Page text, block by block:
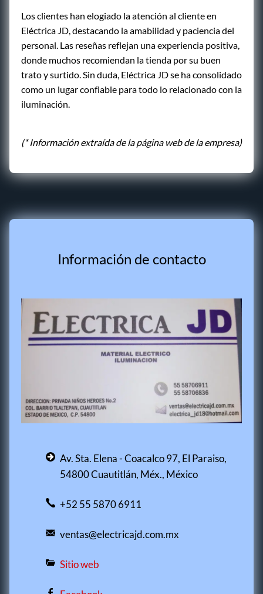
Los clientes han elogiado la atención al cliente en
Eléctrica JD, destacando la amabilidad y paciencia del
personal. Las reseñas reflejan una experiencia positiva,
donde muchos recomiendan la tienda por su buen
trato y surtido. Sin duda, Eléctrica JD se ha consolidado
como un lugar confiable para todo lo relacionado con la
iluminación.
(* Información extraída de la página web de la empresa)
Información de contacto
Av. Sta. Elena - Coacalco 97, El Paraiso,
54800 Cuautitlán, Méx., México
+52 55 5870 6911
ventas@electricajd.com.mx
Sitio web